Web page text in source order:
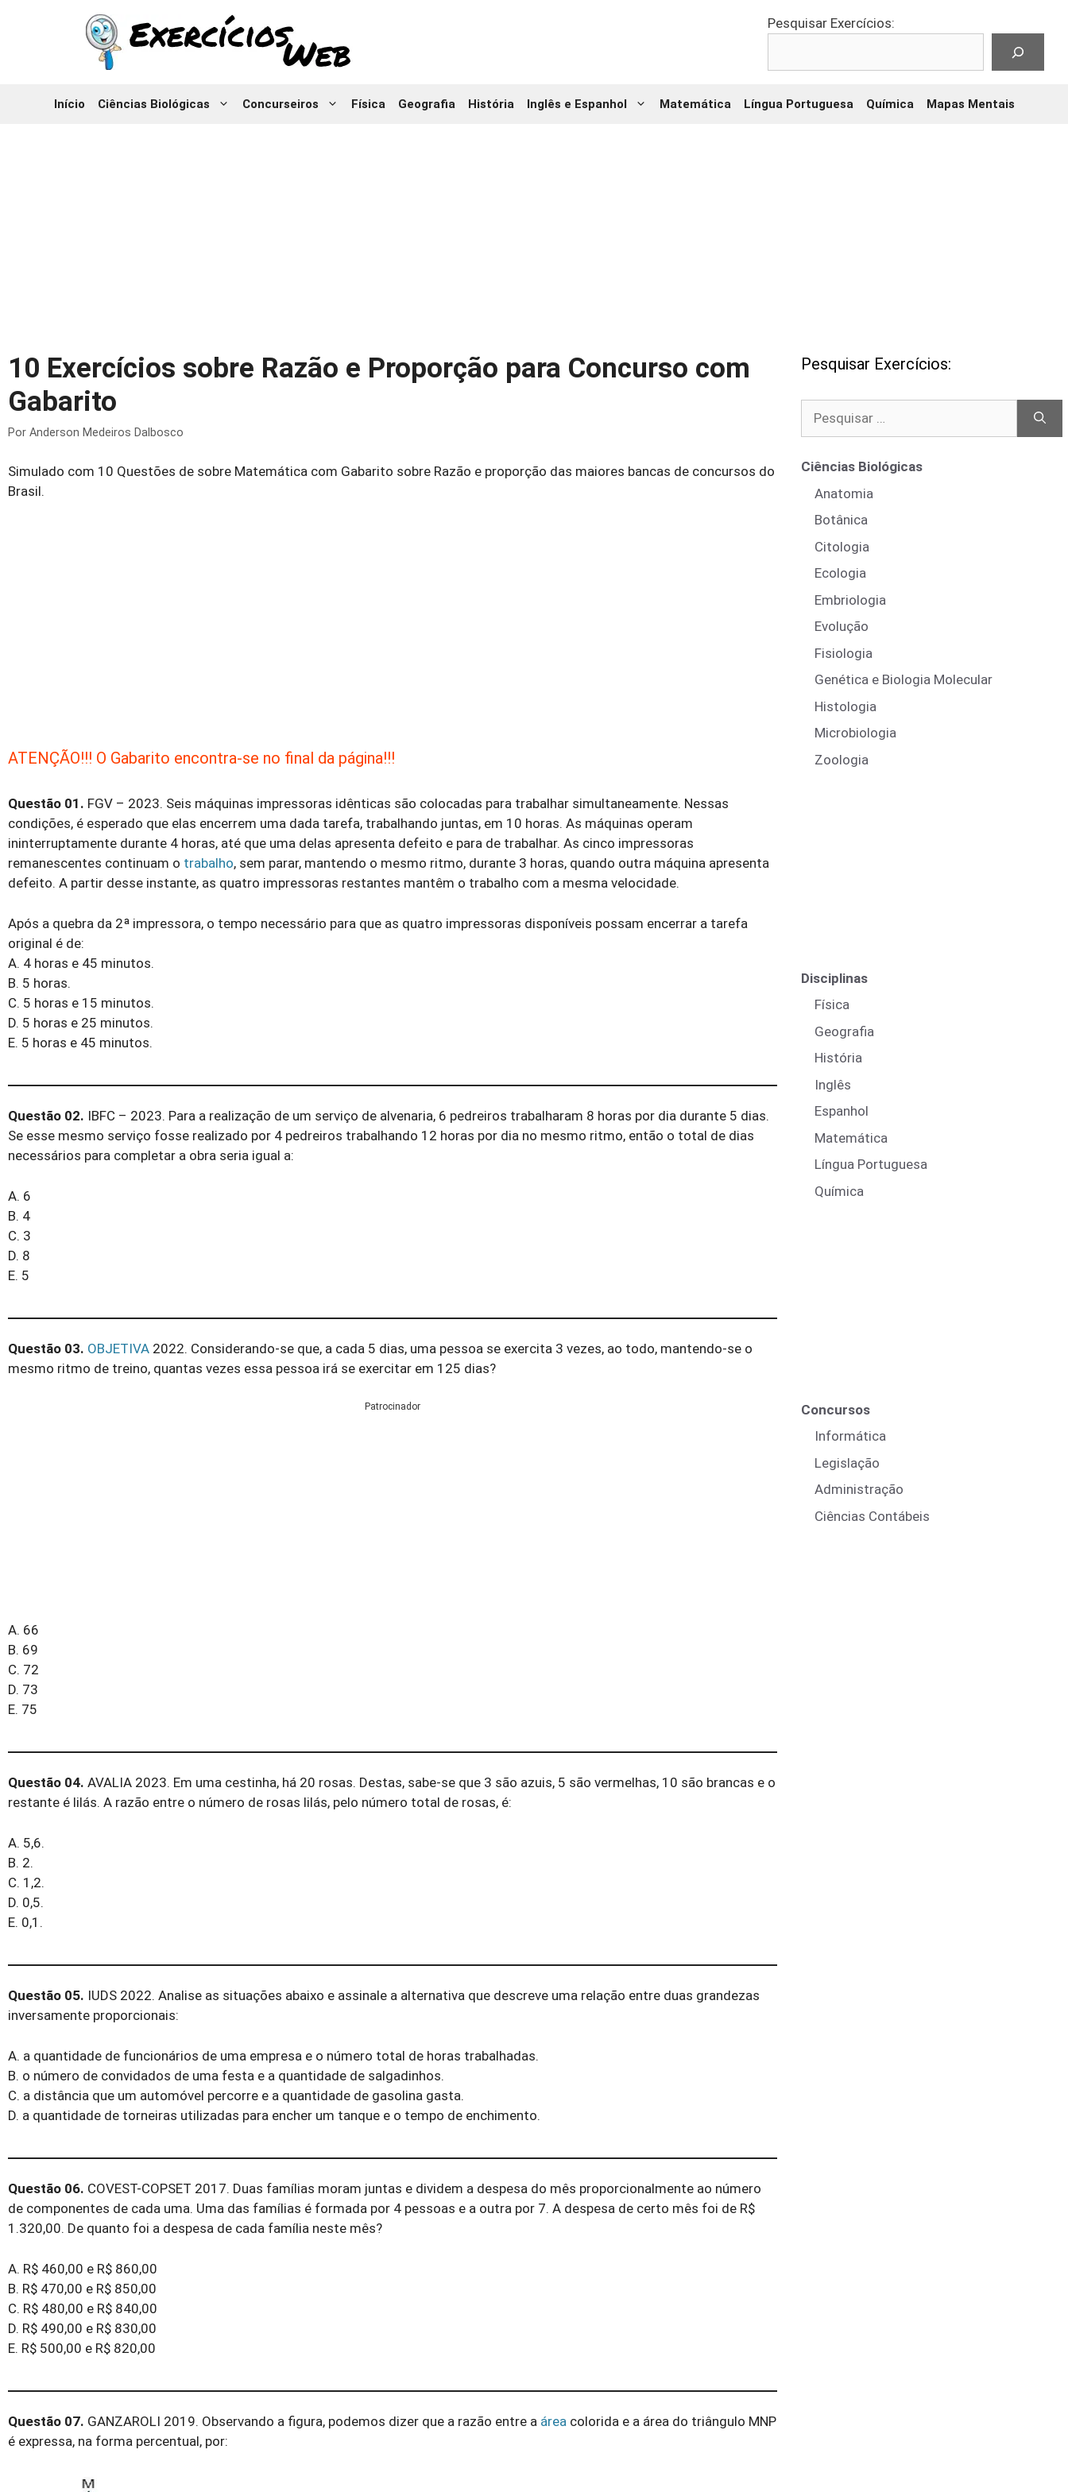
Pesquisar Exercícios:
Início Ciências Biológicas Concurseiros Física Geografia História Inglês e Espanhol Matemática Língua Portuguesa Química Mapas Mentais
10 Exercícios sobre Razão e Proporção para Concurso com
Gabarito
Por Anderson Medeiros Dalbosco
Simulado com 10 Questões de sobre Matemática com Gabarito sobre Razão e proporção das maiores bancas de concursos do
Brasil.
ATENÇÃO!!! O Gabarito encontra-se no final da página!!!
Questão 01. FGV – 2023. Seis máquinas impressoras idênticas são colocadas para trabalhar simultaneamente. Nessas
condições, é esperado que elas encerrem uma dada tarefa, trabalhando juntas, em 10 horas. As máquinas operam
ininterruptamente durante 4 horas, até que uma delas apresenta defeito e para de trabalhar. As cinco impressoras
remanescentes continuam o trabalho, sem parar, mantendo o mesmo ritmo, durante 3 horas, quando outra máquina apresenta
defeito. A partir desse instante, as quatro impressoras restantes mantêm o trabalho com a mesma velocidade.
Após a quebra da 2ª impressora, o tempo necessário para que as quatro impressoras disponíveis possam encerrar a tarefa
original é de:
A. 4 horas e 45 minutos.
B. 5 horas.
C. 5 horas e 15 minutos.
D. 5 horas e 25 minutos.
E. 5 horas e 45 minutos.
Questão 02. IBFC – 2023. Para a realização de um serviço de alvenaria, 6 pedreiros trabalharam 8 horas por dia durante 5 dias.
Se esse mesmo serviço fosse realizado por 4 pedreiros trabalhando 12 horas por dia no mesmo ritmo, então o total de dias
necessários para completar a obra seria igual a:
A. 6
B. 4
C. 3
D. 8
E. 5
Questão 03. OBJETIVA 2022. Considerando-se que, a cada 5 dias, uma pessoa se exercita 3 vezes, ao todo, mantendo-se o
mesmo ritmo de treino, quantas vezes essa pessoa irá se exercitar em 125 dias?
Patrocinador
A. 66
B. 69
C. 72
D. 73
E. 75
Questão 04. AVALIA 2023. Em uma cestinha, há 20 rosas. Destas, sabe-se que 3 são azuis, 5 são vermelhas, 10 são brancas e o
restante é lilás. A razão entre o número de rosas lilás, pelo número total de rosas, é:
A. 5,6.
B. 2.
C. 1,2.
D. 0,5.
E. 0,1.
Questão 05. IUDS 2022. Analise as situações abaixo e assinale a alternativa que descreve uma relação entre duas grandezas
inversamente proporcionais:
A. a quantidade de funcionários de uma empresa e o número total de horas trabalhadas.
B. o número de convidados de uma festa e a quantidade de salgadinhos.
C. a distância que um automóvel percorre e a quantidade de gasolina gasta.
D. a quantidade de torneiras utilizadas para encher um tanque e o tempo de enchimento.
Questão 06. COVEST-COPSET 2017. Duas famílias moram juntas e dividem a despesa do mês proporcionalmente ao número
de componentes de cada uma. Uma das famílias é formada por 4 pessoas e a outra por 7. A despesa de certo mês foi de R$
1.320,00. De quanto foi a despesa de cada família neste mês?
A. R$ 460,00 e R$ 860,00
B. R$ 470,00 e R$ 850,00
C. R$ 480,00 e R$ 840,00
D. R$ 490,00 e R$ 830,00
E. R$ 500,00 e R$ 820,00
Questão 07. GANZAROLI 2019. Observando a figura, podemos dizer que a razão entre a área colorida e a área do triângulo MNP
é expressa, na forma percentual, por:
Pesquisar Exercícios:
Ciências Biológicas
Anatomia
Botânica
Citologia
Ecologia
Embriologia
Evolução
Fisiologia
Genética e Biologia Molecular
Histologia
Microbiologia
Zoologia
Disciplinas
Física
Geografia
História
Inglês
Espanhol
Matemática
Língua Portuguesa
Química
Concursos
Informática
Legislação
Administração
Ciências Contábeis